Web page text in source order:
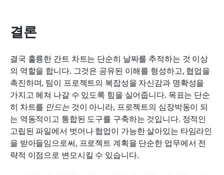
결론
결국 훌륭한 간트 차트는 단순히 날짜를 추적하는 것 이상
의 역할을 합니다. 그것은 공유된 이해를 형성하고, 협업을
촉진하며, 팀이 프로젝트의 복잡성을 자신감과 명확성을
가지고 헤쳐 나갈 수 있도록 힘을 실어줍니다. 목표는 단순
히 차트를 만드는 것이 아니라, 프로젝트의 심장박동이 되
는 역동적이고 통합된 도구를 구축하는 것입니다. 정적인
고립된 파일에서 벗어나 협업이 가능한 살아있는 타임라인
을 받아들임으로써, 프로젝트 계획을 단순한 업무에서 전
략적 이점으로 변모시킬 수 있습니다.